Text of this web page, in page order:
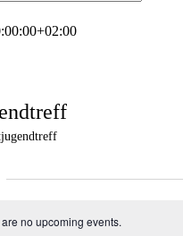
no upcoming events.